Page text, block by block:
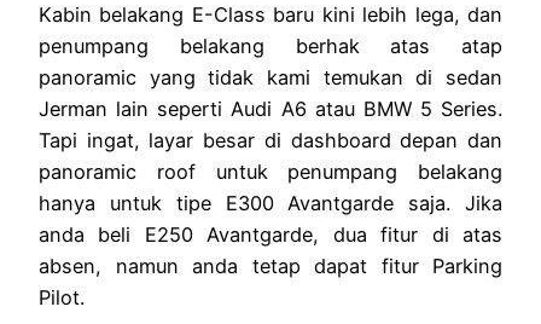
Kabin belakang E-Class baru kini lebih lega, dan
penumpang belakang berhak atas atap
panoramic yang tidak kami temukan di sedan
Jerman lain seperti Audi A6 atau BMW 5 Series.
Tapi ingat, layar besar di dashboard depan dan
panoramic roof untuk penumpang belakang
hanya untuk tipe E300 Avantgarde saja. Jika
anda beli E250 Avantgarde, dua fitur di atas
absen, namun anda tetap dapat fitur Parking
Pilot.